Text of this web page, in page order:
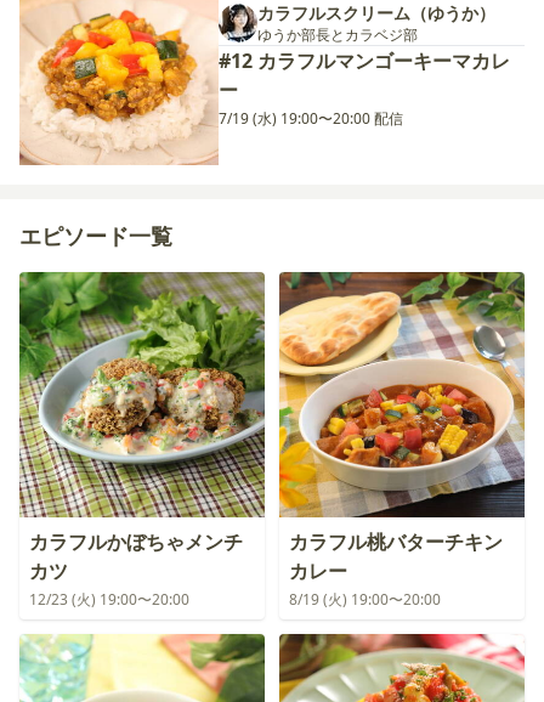
カラフルスクリーム（ゆうか）
ゆうか部長とカラベジ部
#12 カラフルマンゴーキーマカレ
ー
7/19 (水) 19:00〜20:00 配信
エピソード一覧
カラフルかぼちゃメンチ
カツ
12/23 (火) 19:00〜20:00
カラフル桃バターチキン
カレー
8/19 (火) 19:00〜20:00